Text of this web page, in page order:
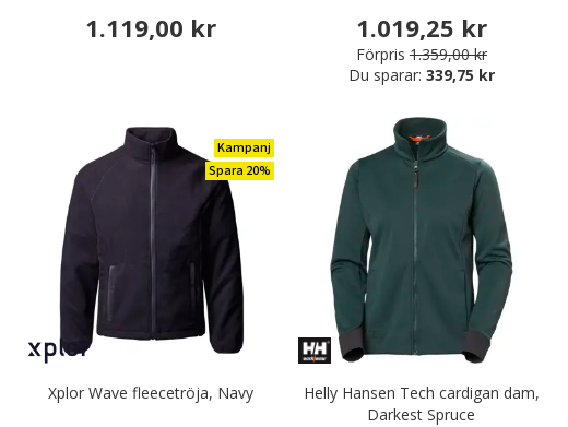
1.119,00 kr 1.019,25 kr
Förpris 1.359,00 kr
Du sparar: 339,75 kr
Kampanj
Spara 20%
Xplor Wave fleecetröja, Navy
Helly Hansen Tech cardigan dam,
Darkest Spruce